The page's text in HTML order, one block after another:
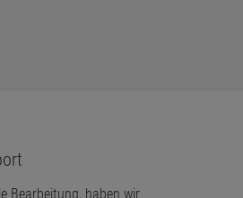
Bearbeitung, haben wir